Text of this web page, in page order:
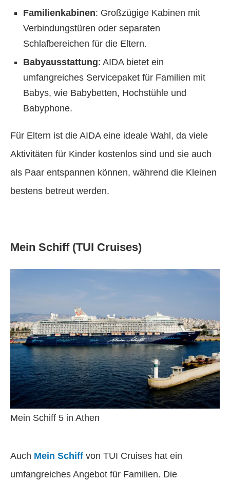
Familienkabinen: Großzügige Kabinen mit
Verbindungstüren oder separaten
Schlafbereichen für die Eltern.
Babyausstattung: AIDA bietet ein
umfangreiches Servicepaket für Familien mit
Babys, wie Babybetten, Hochstühle und
Babyphone.
Für Eltern ist die AIDA eine ideale Wahl, da viele
Aktivitäten für Kinder kostenlos sind und sie auch
als Paar entspannen können, während die Kleinen
bestens betreut werden.
Mein Schiff (TUI Cruises)
Mein Schiff 5 in Athen
Auch Mein Schiff von TUI Cruises hat ein
umfangreiches Angebot für Familien. Die